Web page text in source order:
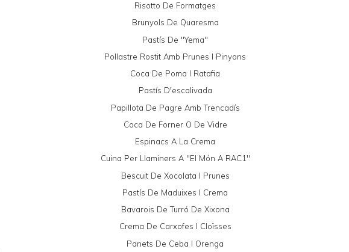
Risotto De Formatges
Brunyols De Quaresma
Pastís De "yema"
Pollastre Rostit Amb Prunes I Pinyons
Coca De Poma I Ratafia
Pastís D'escalivada
Papillota De Pagre Amb Trencadís
Coca De Forner O De Vidre
Espinacs A La Crema
Cuina Per Llaminers A "El Món A RAC1"
Bescuit De Xocolata I Prunes
Pastís De Maduixes I Crema
Bavarois De Turró De Xixona
Crema De Carxofes I Cloïsses
Panets De Ceba I Orenga